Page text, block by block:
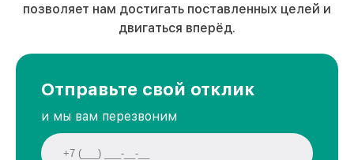
позволяет нам достигать поставленных целей и
двигаться вперёд.
Отправьте свой отклик
и мы вам перезвоним